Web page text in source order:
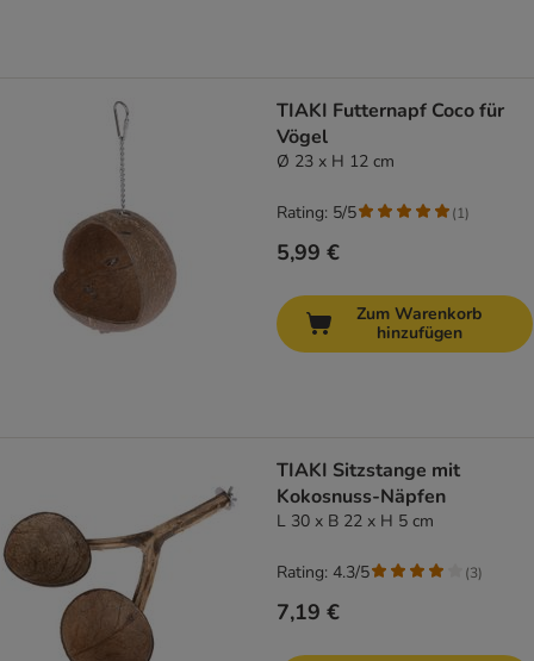
TIAKI Futternapf Coco für
Vögel
Ø 23 x H 12 cm
5,99 €
Rating: 5/5 (1)
Zum Warenkorb
hinzufügen
TIAKI Sitzstange mit
Kokosnuss-Näpfen
L 30 x B 22 x H 5 cm
7,19 €
Rating: 4.3/5 (3)